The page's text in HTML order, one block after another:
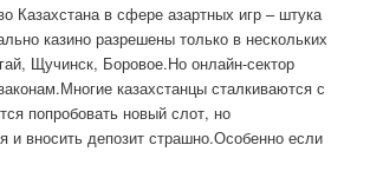
Казахстана в сфере азартных игр – штука
казино разрешены только в нескольких
Щучинск, Боровое.Но онлайн-сектор
казахстанцы сталкиваются с
попробовать новый слот, но
и вносить депозит страшно.Особенно если